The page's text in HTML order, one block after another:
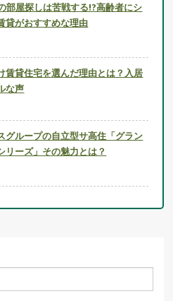
部屋探しは苦戦する!?高齢者にシ
貸がおすすめな理由
賃貸住宅を選んだ理由とは？入居
な声
グループの自立型サ高住「グラン
リーズ」その魅力とは？